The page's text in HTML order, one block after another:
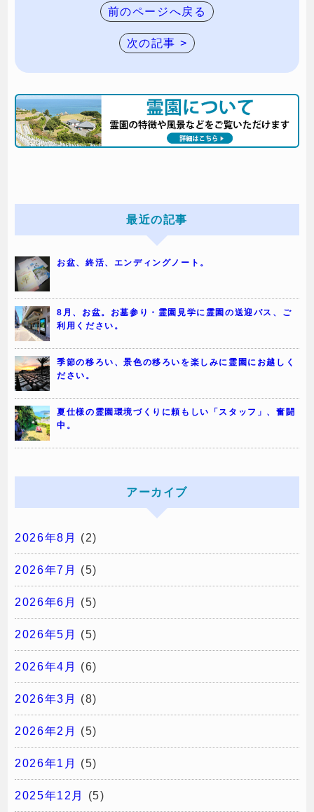
前のページへ戻る
次の記事 >
最近の記事
お盆、終活、エンディングノート。
8月、お盆。お墓参り・霊園見学に霊園の送迎バス、ご
利用ください。
季節の移ろい、景色の移ろいを楽しみに霊園にお越しく
ださい。
夏仕様の霊園環境づくりに頼もしい「スタッフ」、奮闘
中。
アーカイブ
2026年8月 (2)
2026年7月 (5)
2026年6月 (5)
2026年5月 (5)
2026年4月 (6)
2026年3月 (8)
2026年2月 (5)
2026年1月 (5)
2025年12月 (5)